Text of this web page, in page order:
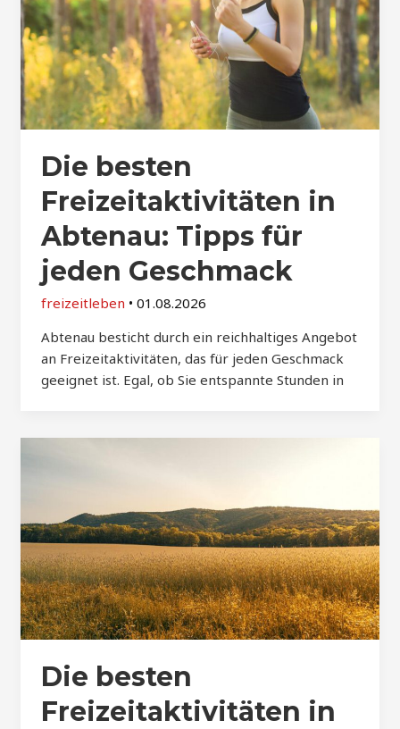
Die besten
Freizeitaktivitäten in
Abtenau: Tipps für
jeden Geschmack
freizeitleben • 01.08.2026
Abtenau besticht durch ein reichhaltiges Angebot
an Freizeitaktivitäten, das für jeden Geschmack
geeignet ist. Egal, ob Sie entspannte Stunden in
Die besten
Freizeitaktivitäten in